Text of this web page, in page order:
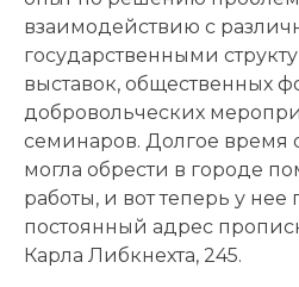
взаимодействию с
государственными
выставок, общественных
добровольческих
семинаров. Долгое время
могла обрести в городе
работы, и вот теперь у нее
постоянный адрес
Карла Либкнехта, 245.